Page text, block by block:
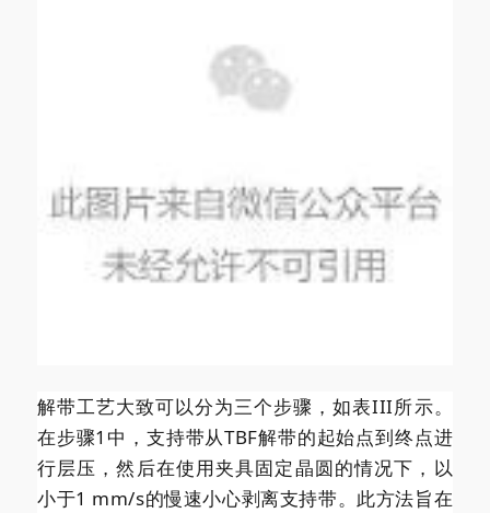
解带工艺大致可以分为三个步骤，如表III所示。
在步骤1中，支持带从TBF解带的起始点到终点进
行层压，然后在使用夹具固定晶圆的情况下，以
小于1 mm/s的慢速小心剥离支持带。此方法旨在